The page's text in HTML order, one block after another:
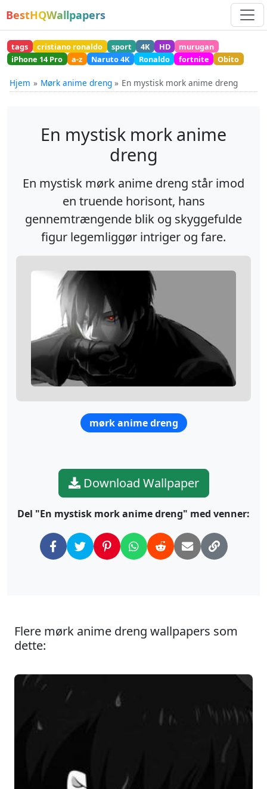
BestHQWallpapers
tags cristiano ronaldo sport 4K HD
murugan
iPhone 14 Pro
a-z Naruto 4K Ronaldo fortnite Obito
Hjem Mørk anime dreng En mystisk mork anime dreng
En mystisk mork anime
dreng
En mystisk mørk anime dreng står imod
en truende horisont, hans
gennemtrængende blik og skyggefulde
figur legemliggør intriger og fare.
mørk anime dreng
Download Wallpaper
Del "En mystisk mork anime dreng" med venner:
Flere mørk anime dreng wallpapers som
dette: